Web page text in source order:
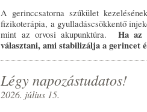
A gerinccsatorna szűkület
fizikoterápia, a gyulladáscsökkentő
mint az orvosi akupunktúra.
Ha az
választani, ami stabilizálja a gerincet
Légy napozástudatos!
2026. július 15.